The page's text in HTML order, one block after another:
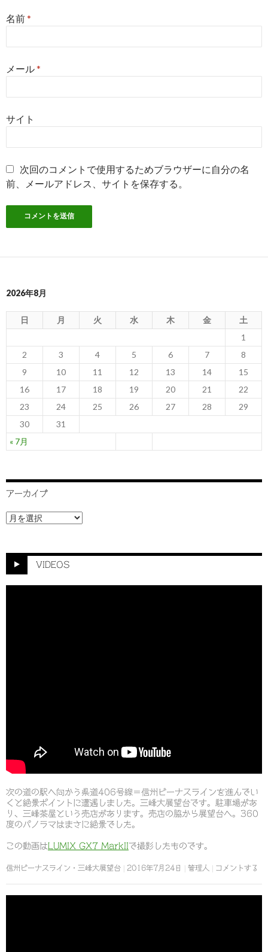
名前*
メール*
サイト
次回のコメントで使用するためブラウザーに自分の名
前、メールアドレス、サイトを保存する。
2026年8月
日 月 火 水 木 金 土
« 7月
1
2
3 4 5 6 7
8
9
10 11 12 13 14
15
16
17 18 19 20 21
22
23
24 25 26 27 28
29
30
31
アーカイブ
ア
ー
VIDEOS
次の道の駅へ向かう県道406号線＝信州ビーナスラインを進んでい
くと絶景ポイントに遭遇しました。三峰大展望台です。駐車場があ
り、三峰茶屋という売店があります。売店の脇から展望台へ。360
度のパノラマはまさに絶景でした。
この動画は LUMIX GX7 MarkIIで撮影したものです。
信州ビーナスライン・三峰大展望台 2016年7月24日 管理人 コメントする